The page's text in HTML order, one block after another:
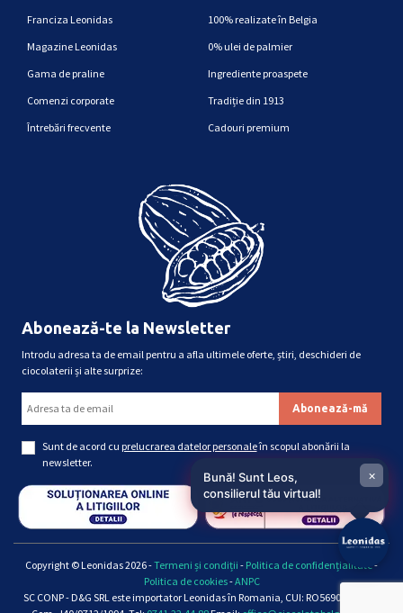
Franciza Leonidas
Magazine Leonidas
Gama de praline
Comenzi corporate
Întrebări frecvente
100% realizate în Belgia
0% ulei de palmier
Ingrediente proaspete
Tradiție din 1913
Cadouri premium
Abonează-te la Newsletter
Introdu adresa ta de email pentru a afla ultimele oferte, știri, deschideri de
ciocolaterii și alte surprize:
Sunt de acord cu prelucrarea datelor personaleîn scopul abonării la
newsletter.
Copyright © Leonidas 2026 -Termeni și condiții - Politica de confidențialitate-
Politica de cookies-ANPC
SC CONP - D&G SRL este importator Leonidas în Romania, CUI: RO5690661, Reg.
Bună! Sunt Leos,
consilierul tău virtual!
×